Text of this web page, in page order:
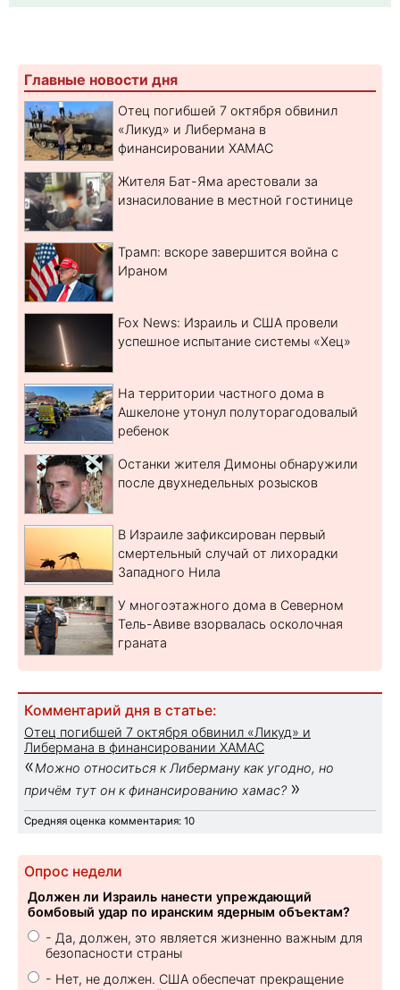
Главные новости дня
Отец погибшей 7 октября обвинил
«Ликуд» и Либермана в
финансировании ХАМАС
Жителя Бат-Яма арестовали за
изнасилование в местной гостинице
Трамп: вскоре завершится война с
Ираном
Fox News: Израиль и США провели
успешное испытание системы «Хец»
На территории частного дома в
Ашкелоне утонул полуторагодовалый
ребенок
Останки жителя Димоны обнаружили
после двухнедельных розысков
В Израиле зафиксирован первый
смертельный случай от лихорадки
Западного Нила
У многоэтажного дома в Северном
Тель-Авиве взорвалась осколочная
граната
Комментарий дня в статье:
Отец погибшей 7 октября обвинил «Ликуд» и
Либермана в финансировании ХАМАС
«Можно относиться к Либерману как угодно, но
причём тут он к финансированию хамас? »
Средняя оценка комментария: 10
Опрос недели
Должен ли Израиль нанести упреждающий
бомбовый удар по иранским ядерным объектам?
- Да, должен, это является жизненно важным для
безопасности страны
- Нет, не должен. США обеспечат прекращение